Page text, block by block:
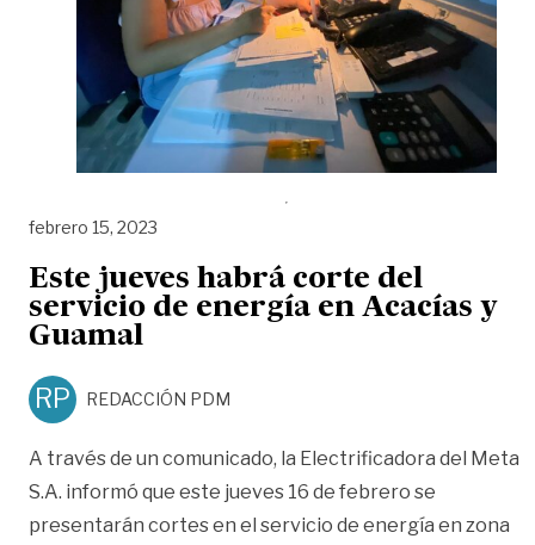
febrero 15, 2023
Este jueves habrá corte del
servicio de energía en Acacías y
Guamal
RP REDACCIÓN PDM
A través de un comunicado, la Electrificadora del Meta
S.A. informó que este jueves 16 de febrero se
presentarán cortes en el servicio de energía en zona